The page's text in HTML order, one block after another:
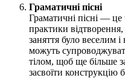
Граматичні пісні
Граматичні пісні — це
практики
заняття було веселим
можуть
тілом, щоб ще більше
засвоїти конструкцію